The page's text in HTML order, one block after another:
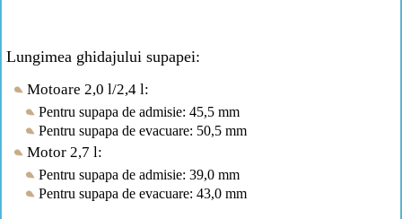
Lungimea ghidajului supapei:
Motoare 2,0 l/2,4 l:
Pentru supapa de admisie: 45,5 mm
Pentru supapa de evacuare: 50,5 mm
Motor 2,7 l:
Pentru supapa de admisie: 39,0 mm
Pentru supapa de evacuare: 43,0 mm